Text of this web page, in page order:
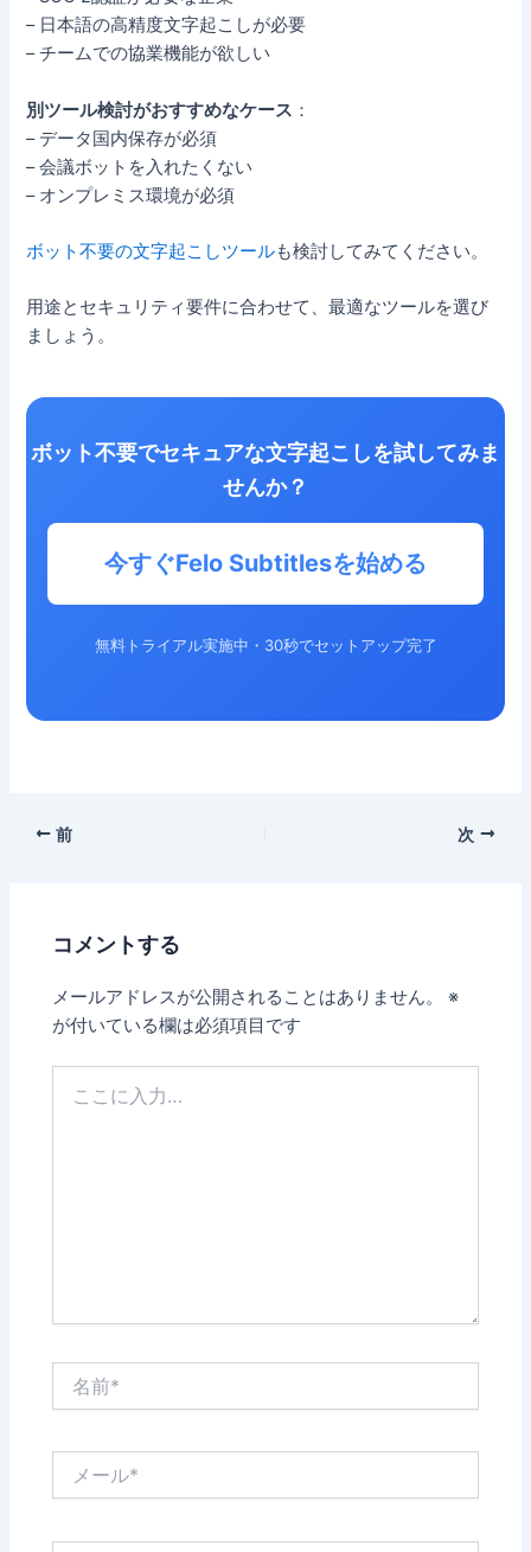
– 日本語の高精度文字起こしが必要
– チームでの協業機能が欲しい
別ツール検討がおすすめなケース ：
– データ国内保存が必須
– 会議ボットを入れたくない
– オンプレミス環境が必須
ボット不要の文字起こしツールも検討してみてください。
用途とセキュリティ要件に合わせて、最適なツールを選び
ましょう。
ボット不要でセキュアな文字起こしを試してみま
せんか？
今すぐFelo Subtitlesを始める
無料トライアル実施中・30秒でセットアップ完了
前 次
コメントする
メールアドレスが公開されることはありません。
※
が付いている欄は必須項目です